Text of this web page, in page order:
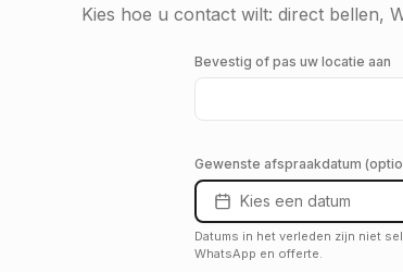
Kies hoe u contact wilt: direct bellen,
Bevestig of pas uw locatie aan
Gewenste afspraakdatum
Kies een datum
Datums in het verleden zijn niet
WhatsApp en offerte.